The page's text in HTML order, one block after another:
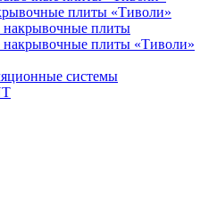
плиты «Тиволи»
накрывочные плиты
накрывочные плиты «Тиволи»
системы